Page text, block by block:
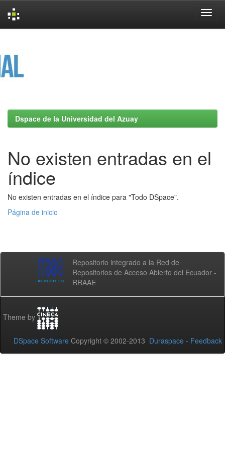
Dspace de la Universidad del Azuay
No existen entradas en el
índice
No existen entradas en el índice para "Todo DSpace".
Página de inicio
Repositorio integrado a la Red de
Repositorios de Acceso Abierto del Ecuador -
RRAAE
Theme by
DSpace Software Copyright © 2002-2013 Duraspace - Feedback